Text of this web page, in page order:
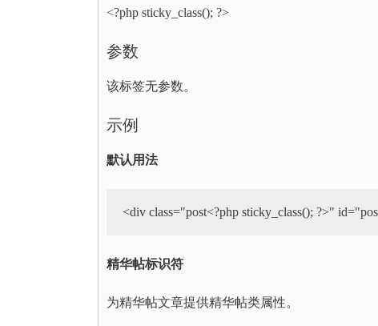
<?php sticky_class(); ?>
参数
该标签无参数。
示例
默认用法
<div class="post<?php sticky_class(); ?>"
精华帖标识符
为精华帖文章提供精华帖类属性。